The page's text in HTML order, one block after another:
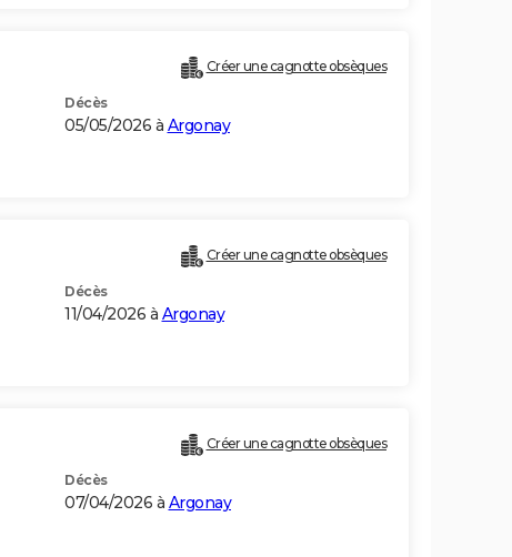
Créer une cagnotte obsèques
Décès
05/05/2026 à Argonay
Créer une cagnotte obsèques
Décès
11/04/2026 à Argonay
Créer une cagnotte obsèques
Décès
07/04/2026 à Argonay